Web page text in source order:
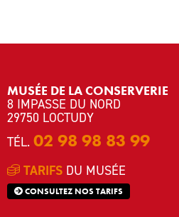
MUSÉE DE LA CONSERVERIE
8 IMPASSE DU NORD
29750 LOCTUDY
TÉL. 02 98 98 83 99
TARIFS DU MUSÉE
CONSULTEZ NOS TARIFS